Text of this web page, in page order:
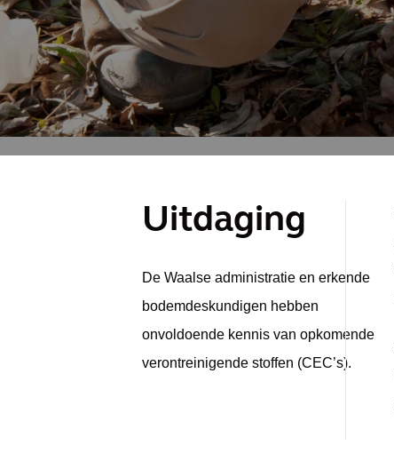
Uitdaging
De Waalse administratie en erkende
bodemdeskundigen hebben
onvoldoende kennis van opkomende
verontreinigende stoffen (CEC’s).